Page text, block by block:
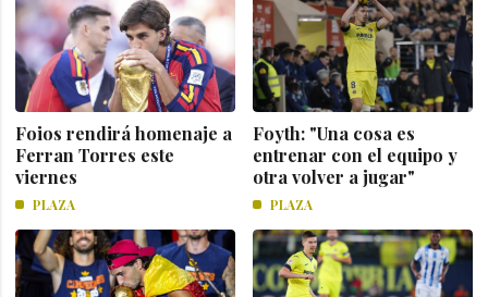
Foios rendirá homenaje a
Ferran Torres este
viernes
PLAZA
Foyth: "Una cosa es
entrenar con el equipo y
otra volver a jugar"
PLAZA